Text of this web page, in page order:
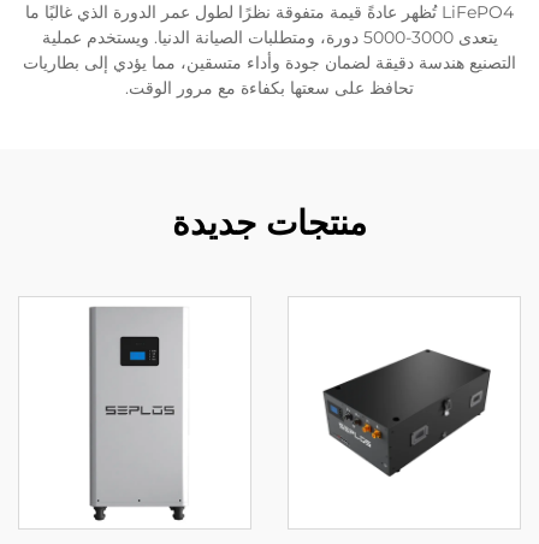
LiFePO4 تُظهر عادةً قيمة متفوقة نظرًا لطول عمر الدورة الذي غالبًا ما
يتعدى 3000-5000 دورة، ومتطلبات الصيانة الدنيا. ويستخدم عملية
التصنيع هندسة دقيقة لضمان جودة وأداء متسقين، مما يؤدي إلى بطاريات
تحافظ على سعتها بكفاءة مع مرور الوقت.
منتجات جديدة